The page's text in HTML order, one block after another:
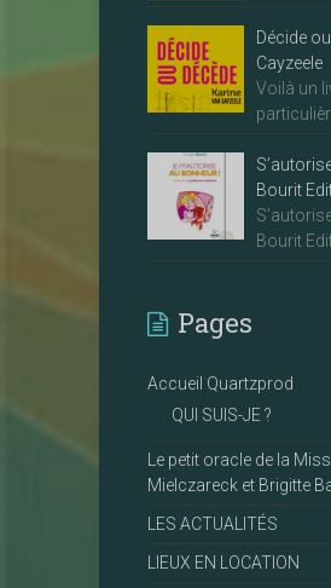
Décide
Cayzeele
Voilà un
Bourit
Bourit
Pages
Accueil Quartzprod
QUI SUIS-JE ?
Le petit oracle de la
Mielczareck et Brigitte
LES ACTUALITÉS
LIEUX EN LOCATION